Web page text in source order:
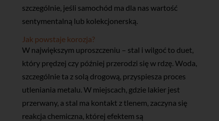
szczególnie, jeśli samochód ma dla nas wartość
sentymentalną lub kolekcjonerską.
Jak powstaje korozja?
W największym uproszczeniu – stal i wilgoć to duet,
który prędzej czy później przerodzi się w rdzę. Woda,
szczególnie ta z solą drogową, przyspiesza proces
utleniania metalu. W miejscach, gdzie lakier jest
przerwany, a stal ma kontakt z tlenem, zaczyna się
reakcja chemiczna, której efektem są